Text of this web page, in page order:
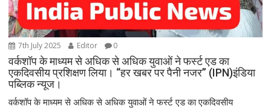
7th July 2025 Editor 0
वर्कशॉप के माध्यम से अधिक से अधिक युवाओं ने फर्स्ट एड का
एकदिवसीय प्रशिक्षण लिया। “हर खबर पर पैनी नजर” (IPN)इंडिया
पब्लिक न्यूज।
वर्कशॉप के माध्यम से अधिक से अधिक युवाओं ने फर्स्ट एड का एकदिवसीय